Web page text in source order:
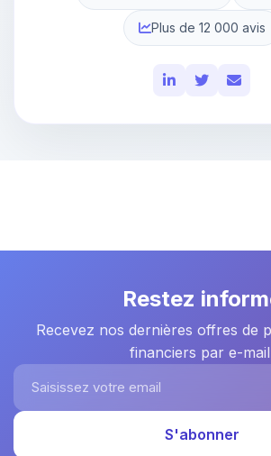
Plus de 12 000 avis
Restez
Recevez nos dernières offres de
financiers par e-
Saisissez votre email
S'abonner